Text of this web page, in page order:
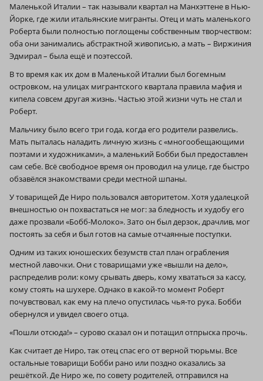
Маленькой Италии – так называли квартал на Манхэттене в Нью-
Йорке, где жили итальянские мигранты. Отец и мать маленького
Роберта были полностью поглощены собственным творчеством:
оба они занимались абстрактной живописью, а мать – Виржиния
Эдмирал – была ещё и поэтессой.
В то время как их дом в Маленькой Италии был богемным
островком, на улицах мигрантского квартала правила мафия и
кипела совсем другая жизнь. Частью этой жизни чуть не стал и
Роберт.
Мальчику было всего три года, когда его родители развелись.
Мать пыталась наладить личную жизнь с «много­обещающими
поэтами и художниками», а маленький Бобби был предоставлен
сам себе. Всё свободное время он проводил на улице, где быстро
обзавёлся знакомствами среди местной шпаны.
У товарищей Де Ниро пользовался авторитетом. Хотя удалецкой
внешностью он похвастаться не мог: за бледность и худобу его
даже прозвали «Бобб-Молоко». Зато он был дерзок, драчлив, мог
постоять за себя и был готов на самые отчаянные поступки.
Одним из таких юношеских безумств стал план ограбления
местной лавочки. Они с товарищами уже «вышли на дело»,
распределив роли: кому срывать дверь, кому хвататься за кассу,
кому стоять на шухере. Однако в какой-то момент Роберт
почувствовал, как ему на плечо опустилась чья-то рука. Бобби
обернулся и увидел своего отца.
«Пошли отсюда!» – сурово сказал он и потащил отпрыска прочь.
Как считает де Ниро, так отец спас его от верной тюрьмы. Все
остальные товарищи Бобби рано или поздно оказались за
решёткой. Де Ниро же, по совету родителей, отправился на